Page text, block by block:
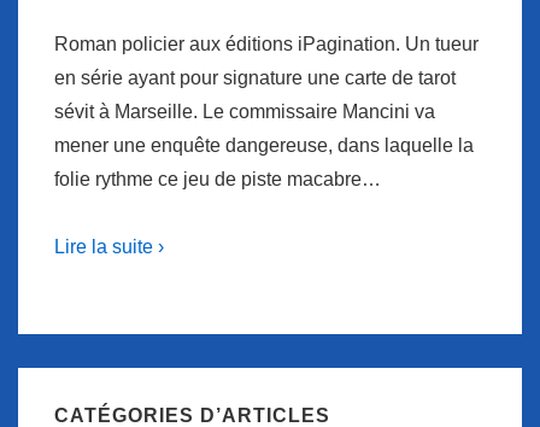
Roman policier aux éditions iPagination. Un tueur
en série ayant pour signature une carte de tarot
sévit à Marseille. Le commissaire Mancini va
mener une enquête dangereuse, dans laquelle la
folie rythme ce jeu de piste macabre…
Lire la suite ›
CATÉGORIES D’ARTICLES